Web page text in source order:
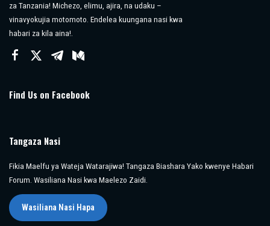
za Tanzania! Michezo, elimu, ajira, na udaku –
vinavyokujia motomoto. Endelea kuungana nasi kwa
habari za kila aina!.
Find Us on Facebook
Tangaza Nasi
Fikia Maelfu ya Wateja Watarajiwa! Tangaza Biashara Yako kwenye Habari
Forum. Wasiliana Nasi kwa Maelezo Zaidi.
Wasiliana Nasi Hapa